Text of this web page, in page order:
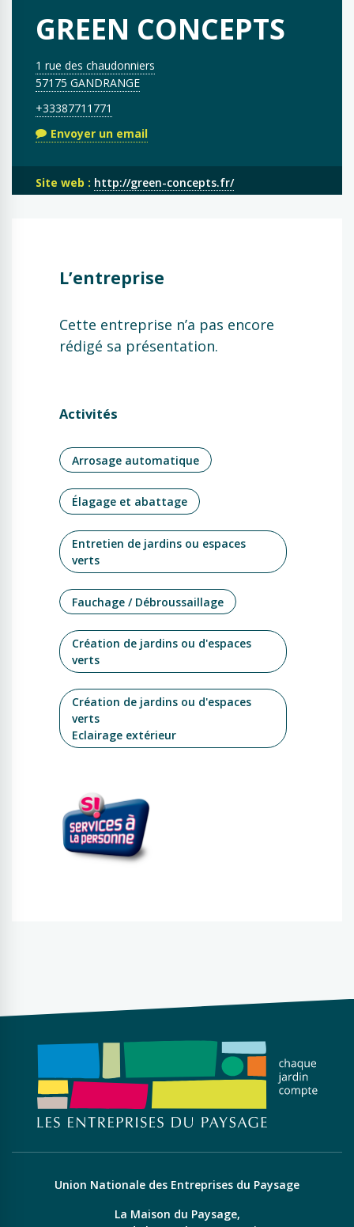
GREEN CONCEPTS
1 rue des chaudonniers
57175 GANDRANGE
+33387711771
Envoyer un email
Site web : http://green-concepts.fr/
L’entreprise
Cette entreprise n’a pas encore
rédigé sa présentation.
Activités
Arrosage automatique
Élagage et abattage
Entretien de jardins ou espaces
verts
Fauchage / Débroussaillage
Création de jardins ou d'espaces
verts
Création de jardins ou d'espaces
verts
Eclairage extérieur
Union Nationale des Entreprises du Paysage
La Maison du Paysage,